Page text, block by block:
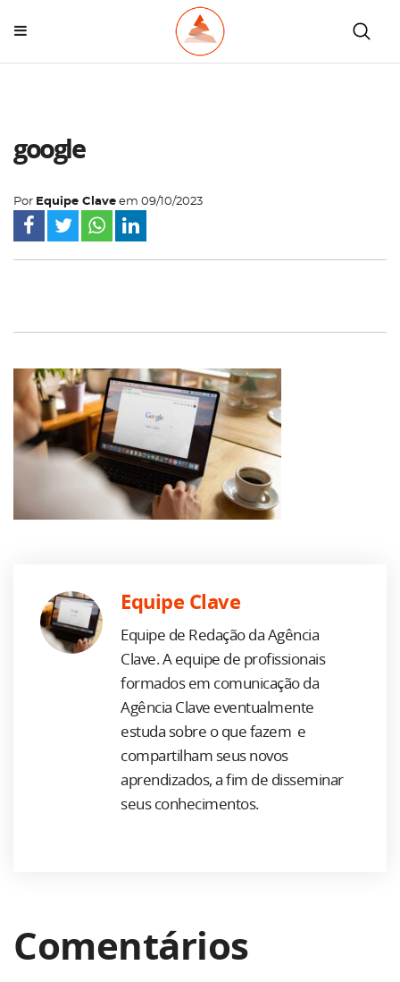
google
Por Equipe Clave em 09/10/2023
Equipe Clave
Equipe de Redação da Agência
Clave. A equipe de profissionais
formados em comunicação da
Agência Clave eventualmente
estuda sobre o que fazem e
compartilham seus novos
aprendizados, a fim de disseminar
seus conhecimentos.
Comentários